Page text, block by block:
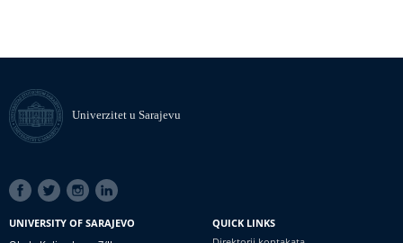
Univerzitet u Sarajevu
SOCIAL
LINKS
UNIVERSITY OF SARAJEVO
QUICK LINKS